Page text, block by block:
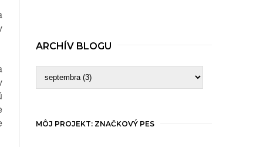
ARCHÍV BLOGU
MÔJ PROJEKT: ZNAČKOVÝ PES